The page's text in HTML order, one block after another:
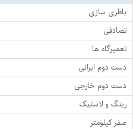
باطری سازی
تصادفی
تعمیرگاه ها
دست دوم ایرانی
دست دوم خارجی
رینگ و لاستیک
صفر کیلومتر